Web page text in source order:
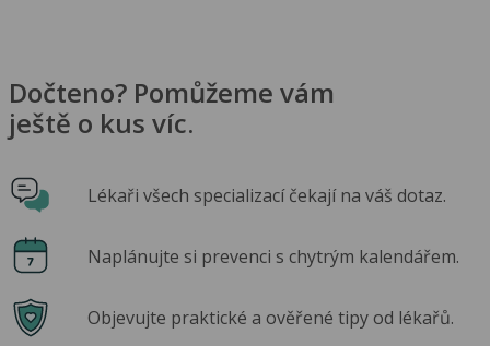
Dočteno? Pomůžeme vám
ještě o kus víc.
Lékaři všech specializací čekají na váš dotaz.
Naplánujte si prevenci s chytrým kalendářem.
Objevujte praktické a ověřené tipy od lékařů.